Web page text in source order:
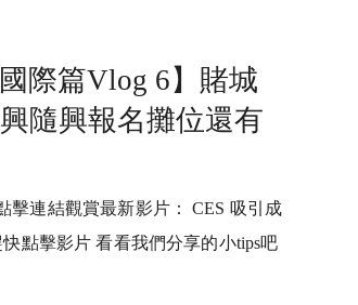
際篇Vlog 6】賭城
隨興報名攤位還有
擊連結觀賞最新影片： CES 吸引成
點擊影片 看看我們分享的小tips吧